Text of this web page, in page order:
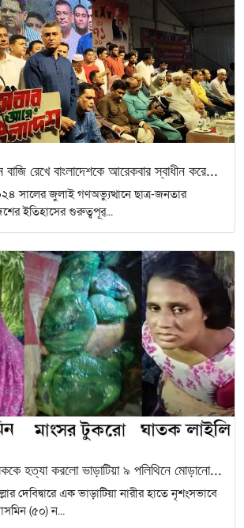
রেখে বাংলাদেশকে আরেকবার স্বাধীন করে...
সালের জুলাই গণঅভ্যুত্থানে ছাত্র-জনতার
ইতিহাসের গুরুত্বপূর্...
হত্যা করলো ভাড়াটিয়া ৯ পলিথিনে মোড়ানো...
দেবিদ্বারে এক ভাড়াটিয়া নারীর হাতে নৃশংসভাবে
(৫০) ন...